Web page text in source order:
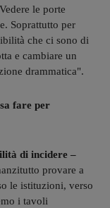
le porte
Soprattutto per
che ci sono di
e cambiare un
drammatica".
fare per
di incidere –
provare a
le istituzioni, verso
i tavoli